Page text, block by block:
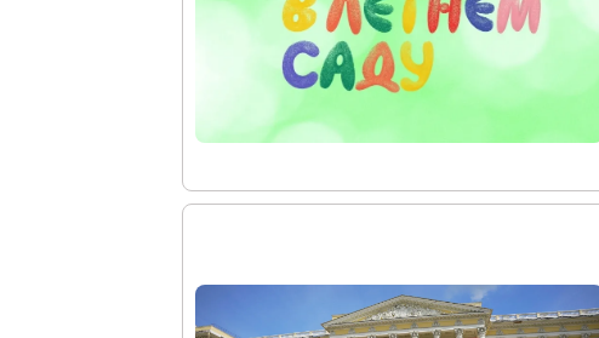
Результаты проведения специальной
Противодействие терроризму
Страницы памяти
Живопись XVIII – первой половины XIX вв.